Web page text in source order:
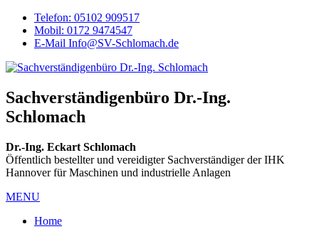
Telefon: 05102 909517
Mobil: 0172 9474547
E-Mail Info@SV-Schlomach.de
Sachverständigenbüro Dr.-Ing.
Schlomach
Dr.-Ing. Eckart Schlomach
Öffentlich bestellter und vereidigter Sachverständiger der IHK
Hannover für Maschinen und industrielle Anlagen
MENU
Home